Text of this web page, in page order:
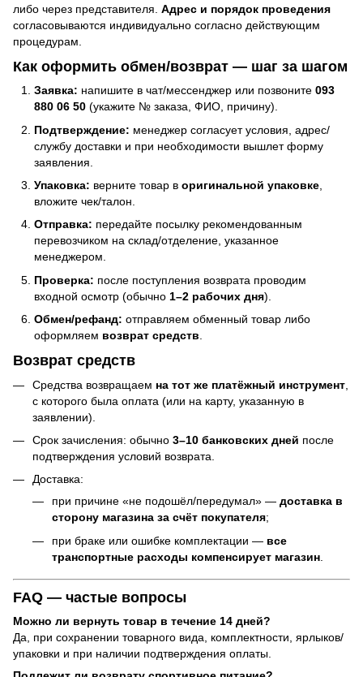
либо через представителя. Адрес и порядок проведения
согласовываются индивидуально согласно действующим
процедурам.
Как оформить обмен/возврат — шаг за шагом
Заявка: напишите в чат/мессенджер или позвоните 093
880 06 50 (укажите № заказа, ФИО, причину).
Подтверждение: менеджер согласует условия, адрес/
службу доставки и при необходимости вышлет форму
заявления.
Упаковка: верните товар в оригинальной упаковке
вложите чек/талон.
Отправка: передайте посылку рекомендованным
перевозчиком на склад/отделение, указанное
менеджером.
Проверка: после поступления возврата проводим
входной осмотр (обычно 1–2 рабочих дня).
Обмен/рефанд: отправляем обменный товар либо
оформляем возврат средств
Возврат средств
Средства возвращаем на тот же платёжный инструмент
с которого была оплата (или на карту, указанную в
заявлении).
Срок зачисления: обычно 3–10 банковских дней после
подтверждения условий возврата.
Доставка:
при причине «не подошёл/передумал» — доставка в
сторону магазина за счёт покупателя;
при браке или ошибке комплектации — все
транспортные расходы компенсирует магазин
FAQ — частые вопросы
Можно ли вернуть товар в течение 14 дней?
Да, при сохранении товарного вида, комплектности, ярлыков/
упаковки и при наличии подтверждения оплаты.